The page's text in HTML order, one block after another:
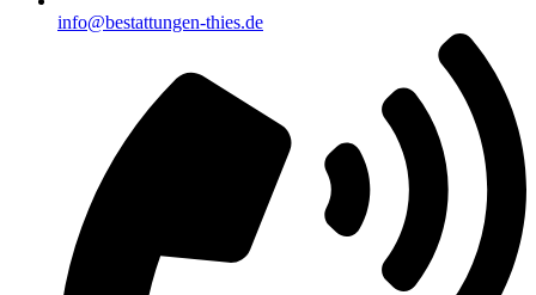
info@bestattungen-thies.de